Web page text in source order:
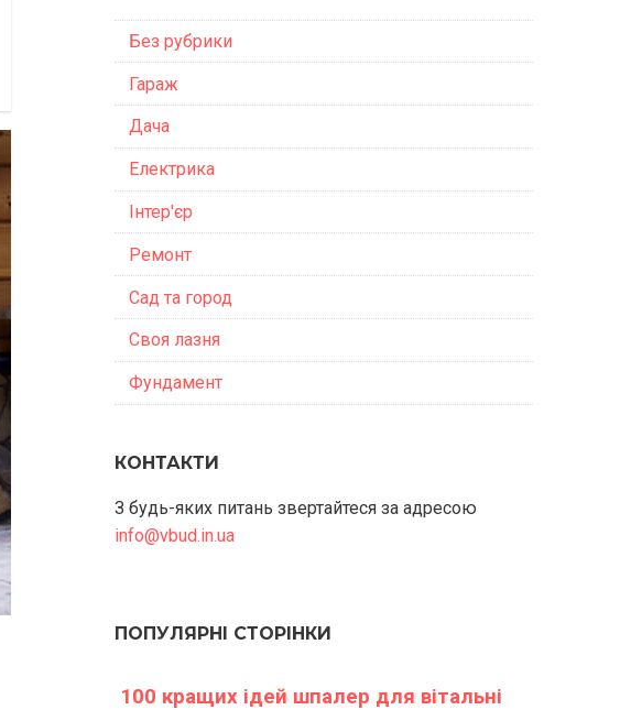
Без рубрики
Гараж
Дача
Електрика
Інтер'єр
Ремонт
Сад та город
Своя лазня
Фундамент
КОНТАКТИ
З будь-яких питань звертайтеся за адресою
info@vbud.in.ua
ПОПУЛЯРНІ СТОРІНКИ
100 кращих ідей шпалер для вітальні